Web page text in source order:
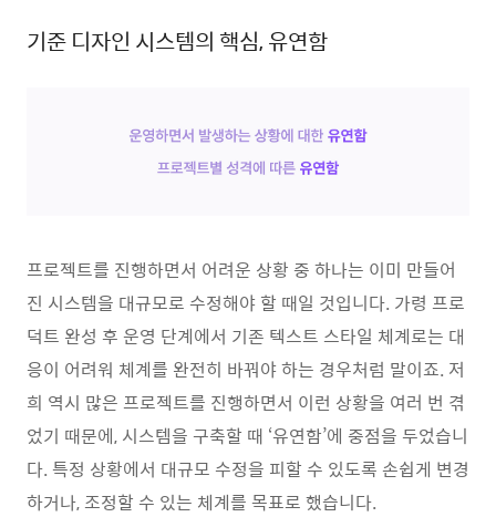
기준 디자인 시스템의 핵심, 유연함
프로젝트를 진행하면서 어려운 상황 중 하나는 이미 만들어
진 시스템을 대규모로 수정해야 할 때일 것입니다. 가령 프로
덕트 완성 후 운영 단계에서 기존 텍스트 스타일 체계로는 대
응이 어려워 체계를 완전히 바꿔야 하는 경우처럼 말이죠. 저
희 역시 많은 프로젝트를 진행하면서 이런 상황을 여러 번 겪
었기 때문에, 시스템을 구축할 때 ‘유연함’에 중점을 두었습니
다. 특정 상황에서 대규모 수정을 피할 수 있도록 손쉽게 변경
하거나, 조정할 수 있는 체계를 목표로 했습니다.